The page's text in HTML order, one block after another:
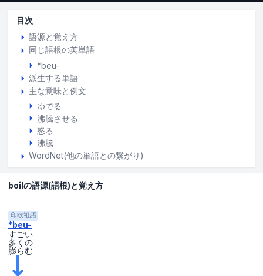
目次
語源と覚え方
同じ語根の英単語
*beu-
派生する単語
主な意味と例文
ゆでる
沸騰させる
怒る
沸騰
WordNet(他の単語との繋がり)
boilの語源(語根)と覚え方
印欧祖語
*beu-
すごい
多くの
膨らむ